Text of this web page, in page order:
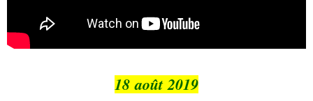
18 août 2019